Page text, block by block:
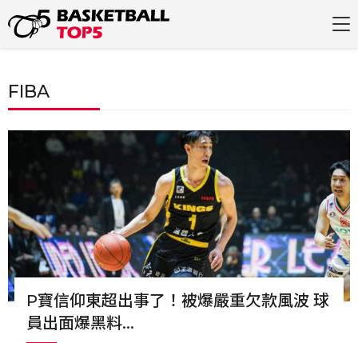
FIBA
P寶信仰東超出事了！被爆嚴重欠款風波 球
員出面爆黑料...